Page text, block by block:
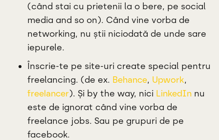
(când stai cu prietenii la o bere, pe social
media and so on). Când vine vorba de
networking, nu știi niciodată de unde sare
iepurele.
Înscrie-te pe site-uri create special pentru
freelancing. (de ex. Behance, Upwork,
freelancer). Și by the way, nici LinkedIn nu
este de ignorat când vine vorba de
freelance jobs. Sau pe grupuri de pe
facebook.